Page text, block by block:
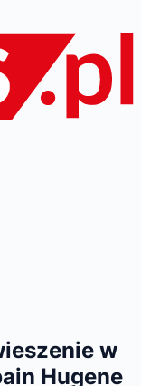
w
Hugene